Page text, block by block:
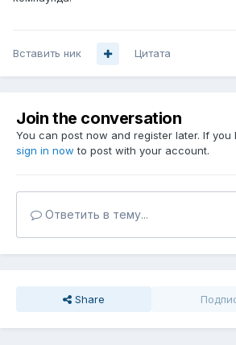
Вставить ник Цитата
Join the conversation
You can post now and register later. If
sign in now to post with your account.
Ответить в тему...
Share